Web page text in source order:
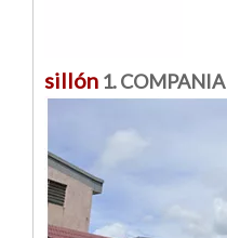
sillón 1.